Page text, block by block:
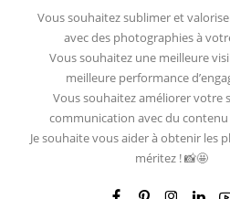
Vous souhaitez sublimer et
avec des photographies à
Vous souhaitez une meilleure
meilleure performance
Vous souhaitez améliorer votre
communication avec du contenu
Je souhaite vous aider à obtenir les
méritez ! 📸🤩